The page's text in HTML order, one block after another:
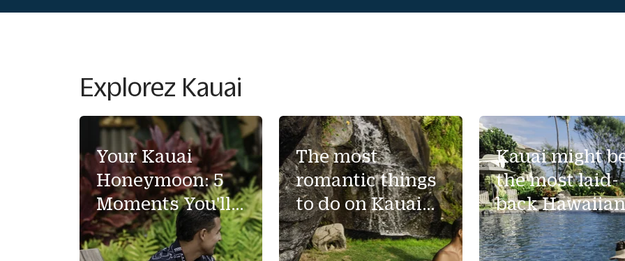
Explorez Kauai
Your Kauai
Honeymoon: 5
Moments You'll
Never Forget
The most
romantic things
to do on Kauai
for couples
Kauai might
the most laid-
back Hawaiian
island — but
that doesn't